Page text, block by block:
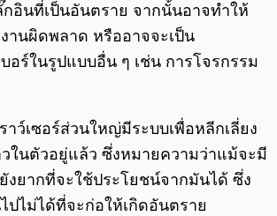
อินที่เป็นอันตราย จากนั้นอาจทำให้
านผิดพลาด หรืออาจจะเป็น
อร์ในรูปแบบอื่น ๆ เช่น การโจรกรรม
าว์เซอร์ส่วนใหญ่มีระบบเพื่อหลีกเลี่ยง
ในตัวอยู่แล้ว ซึ่งหมายความว่าแม้จะมี
งยากที่จะใช้ประโยชน์จากมันได้ ซึ่ง
ไปไม่ได้ที่จะก่อให้เกิดอันตราย